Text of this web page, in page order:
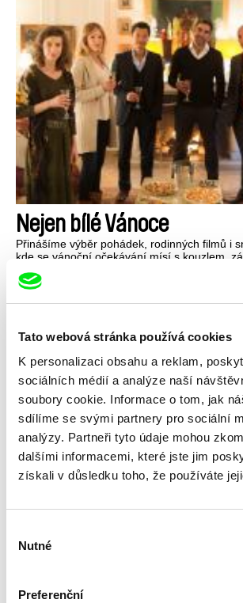
Tato webová stránka používá cookies
K personalizaci obsahu a reklam,
sociálních médií a analýze naší
soubory cookie. Informace o tom, jak
sdílíme se svými partnery pro sociální
analýzy. Partneři tyto údaje mohou
dalšími informacemi, které jste jim
získali v důsledku toho, že používáte
souhlasu
Nutné
Preferenční
Nejen bílé Vánoce
Přinášíme výběr pohádek, rodinných filmů i
kde se vánoční očekávání mísí s kouzlem,
dobrodružstvím.
Hvězdy české animace